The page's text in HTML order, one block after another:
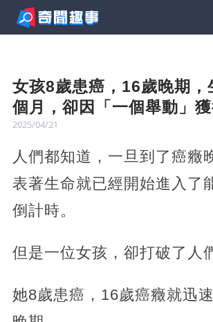
女孩8歲患癌，16歲晚期，
個月，卻因「一個舉動」
2025/04/21
人們都知道，一旦到了癌癥
表著生命就已經開始進入了
倒計時。
但是一位女孩，卻打破了人
她8歲患癌，16歲癌癥就迅